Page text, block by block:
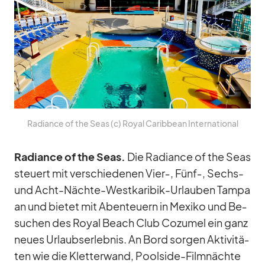
Ra­di­ance of the Seas (c) Royal Ca­rib­bean In­ter­na­tio­nal
Ra­di­ance of the Seas. Die Ra­di­ance of the Seas
steu­ert mit ver­schie­de­nen Vier‑, Fünf‑, Sechs-
und Acht-Nächte-West­ka­ri­bik-Ur­lau­ben Tampa
an und bie­tet mit Aben­teu­ern in Me­xiko und Be­
su­chen des Royal Beach Club Co­zu­mel ein ganz
neues Ur­laubs­er­leb­nis. An Bord sor­gen Ak­ti­vi­tä­
ten wie die Klet­ter­wand, Pools­ide-Film­nächte